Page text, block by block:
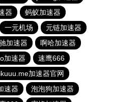
器
蚂蚁加速器
一元机场
元链加速器
加速器
啊哈加速器
加速器
速鹰666
ikuuu.me加速器官网
速器
泡泡狗加速器